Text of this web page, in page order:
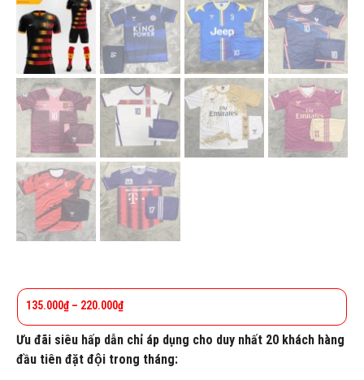
135.000₫ – 220.000₫
Ưu đãi siêu hấp dẫn chỉ áp dụng cho duy nhất 20 khách hàng
đầu tiên đặt đội trong tháng: